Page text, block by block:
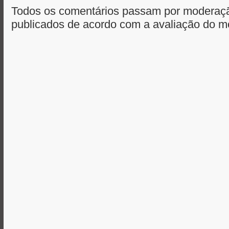
Todos os comentários passam por
publicados de acordo com a avaliação do